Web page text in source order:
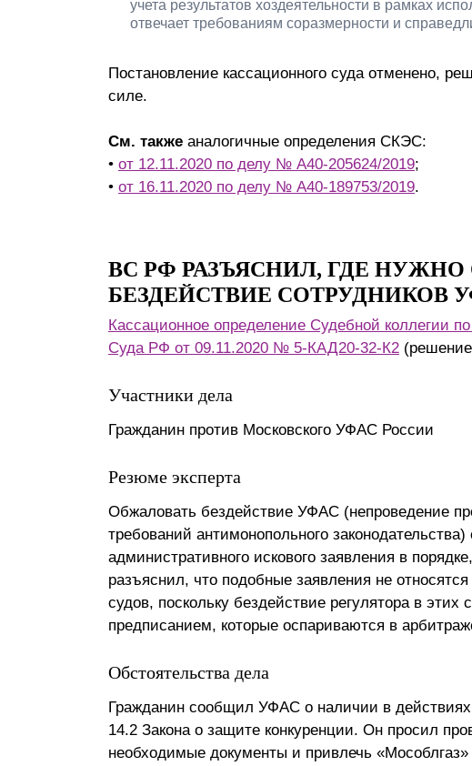
учета результатов хоздеятельности в рамках
отвечает требованиям соразмерности и
Постановление кассационного суда отменено,
силе.
См. также аналогичные определения СКЭС:
• от 12.11.2020 по делу № А40-205624/2019;
• от 16.11.2020 по делу № А40-189753/2019.
ВС РФ РАЗЪЯСНИЛ, ГДЕ НУЖНО
БЕЗДЕЙСТВИЕ СОТРУДНИКОВ
Кассационное определение Судебной коллегии
Суда РФ от 09.11.2020 № 5-КАД20-32-К2
Участники дела
Гражданин против Московского УФАС России
Резюме эксперта
Обжаловать бездействие УФАС (непроведение
требований антимонопольного
административного искового заявления в
разъяснил, что подобные заявления не
судов, поскольку бездействие регулятора в
предписанием, которые оспариваются в
Обстоятельства дела
Гражданин сообщил УФАС о наличии в
14.2 Закона о защите конкуренции. Он просил
необходимые документы и привлечь